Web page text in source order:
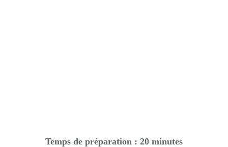
Temps de préparation : 20 minutes